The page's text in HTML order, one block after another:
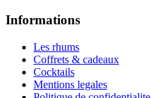
Informations
Les rhums
Coffrets & cadeaux
Cocktails
Mentions legales